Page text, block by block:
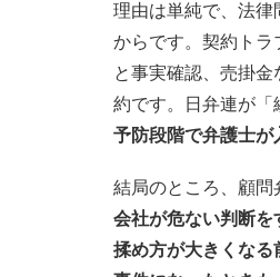
理由は単純で、法律
からです。契約トラ
と事実確認、売掛
約です。日弁連が「
予防段階で弁護士が
結局のところ、顧問
会社が危ない判断を
揉め方が大きくなる